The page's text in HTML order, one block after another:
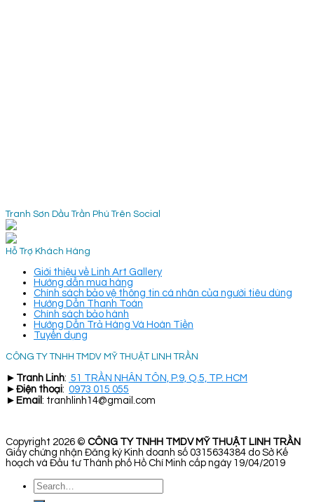
Tranh Sơn Dầu Trần Phú Trên Social
Hỗ Trợ Khách Hàng
Giới thiệu về Linh Art Gallery
Hướng dẫn mua hàng
Chính sách bảo vệ thông tin cá nhân của người tiêu dùng
Hướng Dẫn Thanh Toán
Chính sách bảo hành
Hướng Dẫn Trả Hàng Và Hoàn Tiền
Tuyển dụng
CÔNG TY TNHH TMDV MỸ THUẬT LINH TRẦN
► Tranh Linh: 51 TRẦN NHÂN TÔN, P.9, Q.5, TP. HCM
► Điện thoại: 0973 015 055
► Email : tranhlinh14@gmail.com
Copyright 2026 © CÔNG TY TNHH TMDV MỸ THUẬT LINH TRẦN
Giấy chứng nhận Đăng ký Kinh doanh số 0315634384 do Sở Kế
hoạch và Đầu tư Thành phố Hồ Chí Minh cấp ngày 19/04/2019
Search
for: